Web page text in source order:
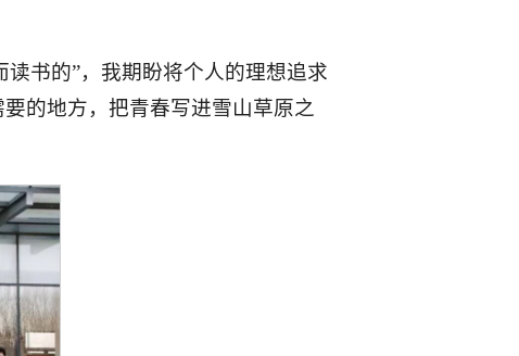
书的”，我期盼将个人的理想追求
的地方，把青春写进雪山草原之